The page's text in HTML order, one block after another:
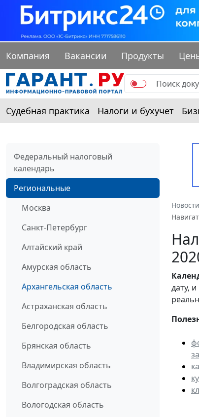
Компания Вакансии Продукты
Судебная практика Налоги и бухучет
Федеральный налоговый
календарь
Региональные
Москва
Санкт-Петербург
Алтайский край
Амурская область
Архангельская область
Астраханская область
Белгородская область
Брянская область
Владимирская область
Волгоградская область
Вологодская область
дату,